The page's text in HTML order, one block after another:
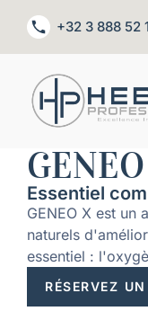
+32 3 888 52
Essentiel
GENEO X est un
naturels
essentiel :
RÉSERVEZ